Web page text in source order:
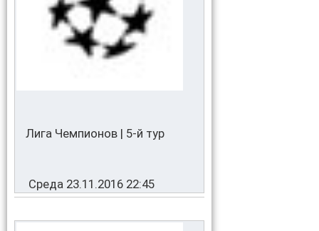
Лига Чемпионов | 5-й тур
Среда 23.11.2016 22:45